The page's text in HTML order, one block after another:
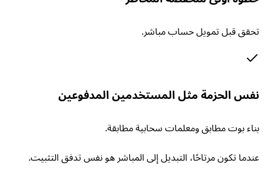
تحقق قبل تمويل حساب مباشر.
نفس الحزمة مثل المستخدمين المدفوعين
بناء بوت مطابق ومعلمات سحابية مطابقة.
عندما تكون مرتاحًا، التبديل إلى المباشر هو نفس تدفق التثبيت.